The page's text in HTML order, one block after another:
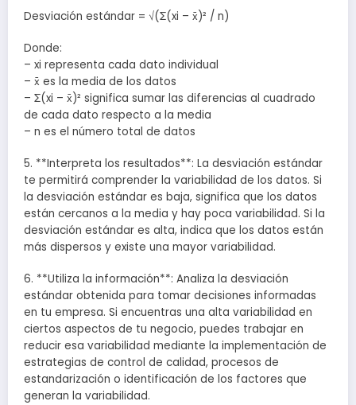
Desviación estándar = √(Σ(xi – x̄)² / n)
Donde:
– xi representa cada dato individual
– x̄ es la media de los datos
– Σ(xi – x̄)² significa sumar las diferencias al cuadrado
de cada dato respecto a la media
– n es el número total de datos
5. **Interpreta los resultados**: La desviación estándar
te permitirá comprender la variabilidad de los datos. Si
la desviación estándar es baja, significa que los datos
están cercanos a la media y hay poca variabilidad. Si la
desviación estándar es alta, indica que los datos están
más dispersos y existe una mayor variabilidad.
6. **Utiliza la información**: Analiza la desviación
estándar obtenida para tomar decisiones informadas
en tu empresa. Si encuentras una alta variabilidad en
ciertos aspectos de tu negocio, puedes trabajar en
reducir esa variabilidad mediante la implementación de
estrategias de control de calidad, procesos de
estandarización o identificación de los factores que
generan la variabilidad.